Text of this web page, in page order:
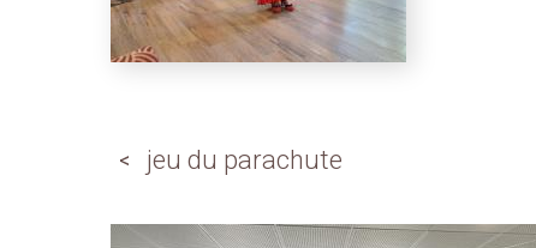
jeu du parachute